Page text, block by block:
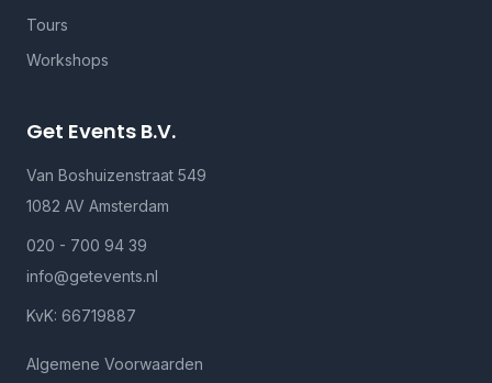
Tours
Workshops
Get Events B.V.
Van Boshuizenstraat 549
1082 AV Amsterdam
020 - 700 94 39
info@getevents.nl
KvK: 66719887
Algemene Voorwaarden